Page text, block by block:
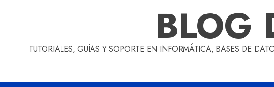
BLOG
TUTORIALES, GUÍAS Y SOPORTE EN INFORMÁTICA, BASES DE